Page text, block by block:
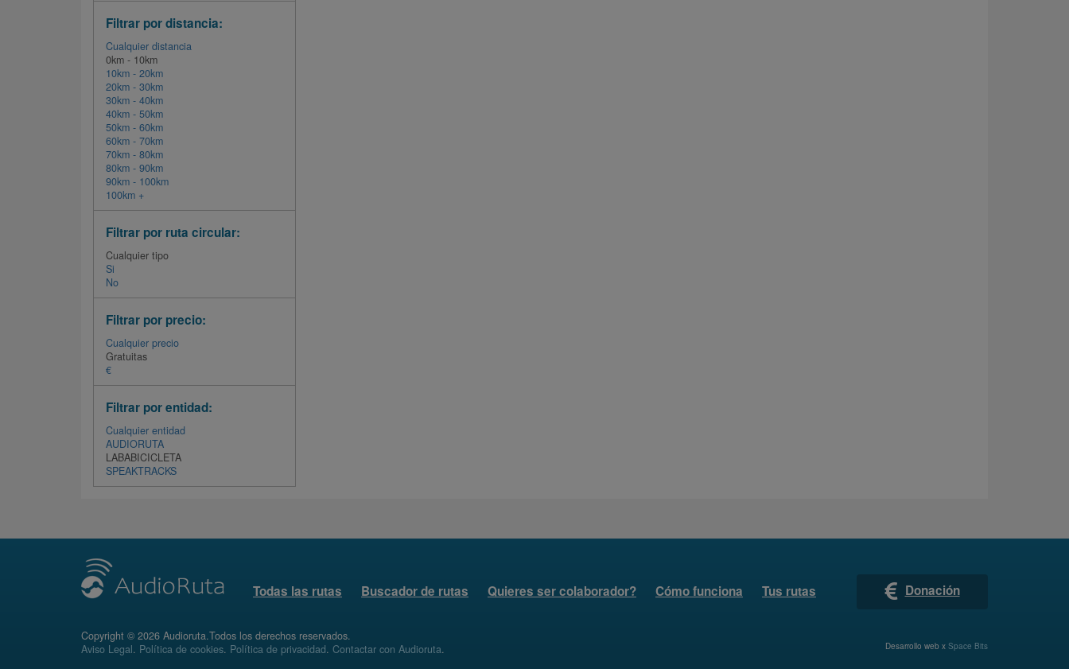
Filtrar por distancia:
Cualquier distancia
0km - 10km
10km - 20km
20km - 30km
30km - 40km
40km - 50km
50km - 60km
60km - 70km
70km - 80km
80km - 90km
90km - 100km
100km +
Filtrar por ruta circular:
Cualquier tipo
Si
No
Filtrar por precio:
Cualquier precio
Gratuitas
€
Filtrar por entidad:
Cualquier entidad
AUDIORUTA
LABABICICLETA
SPEAKTRACKS
Todas las rutas Buscador de rutas Quieres ser colaborador? Cómo funciona Tus rutas Donación
Copyright © 2026 Audioruta.Todos los derechos reservados.
Aviso Legal. Política de cookies. Política de privacidad. Contactar con Audioruta. Desarrollo web x Space Bits